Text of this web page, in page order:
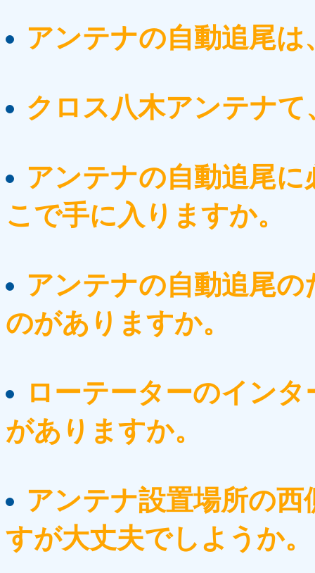
アンテナの自動追尾
クロス八木アンテナ
アンテナの自動追尾
こで手に入りますか。
アンテナの自動追尾
のがありますか。
ローテーターのイン
がありますか。
アンテナ設置場所の
すが大丈夫でしようか。